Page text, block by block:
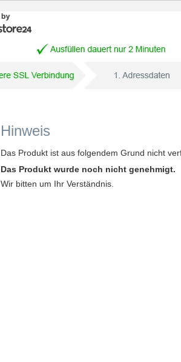
Hinweis
Das Produkt ist aus folgendem Grund nicht
Das Produkt wurde noch nicht genehmigt.
Wir bitten um Ihr Verständnis.